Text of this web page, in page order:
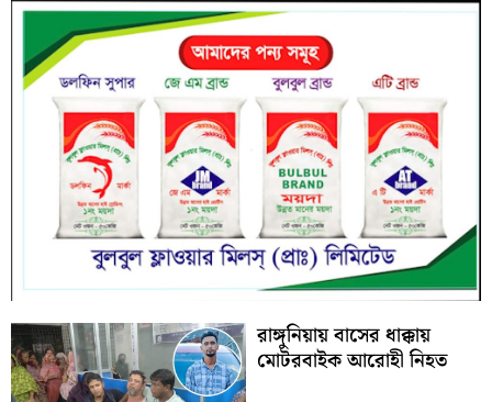
রাঙ্গুনিয়ায় বাসের ধাক্কায়
মোটরবাইক আরোহী নিহত